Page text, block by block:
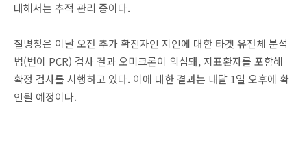
대해서는 추적 관리 중이다.
질병청은 이날 오전 추가 확진자인 지인에 대한 타겟 유전체 분석
법(변이 PCR) 검사 결과 오미크론이 의심돼, 지표환자를 포함해
확정 검사를 시행하고 있다. 이에 대한 결과는 내달 1일 오후에 확
인될 예정이다.